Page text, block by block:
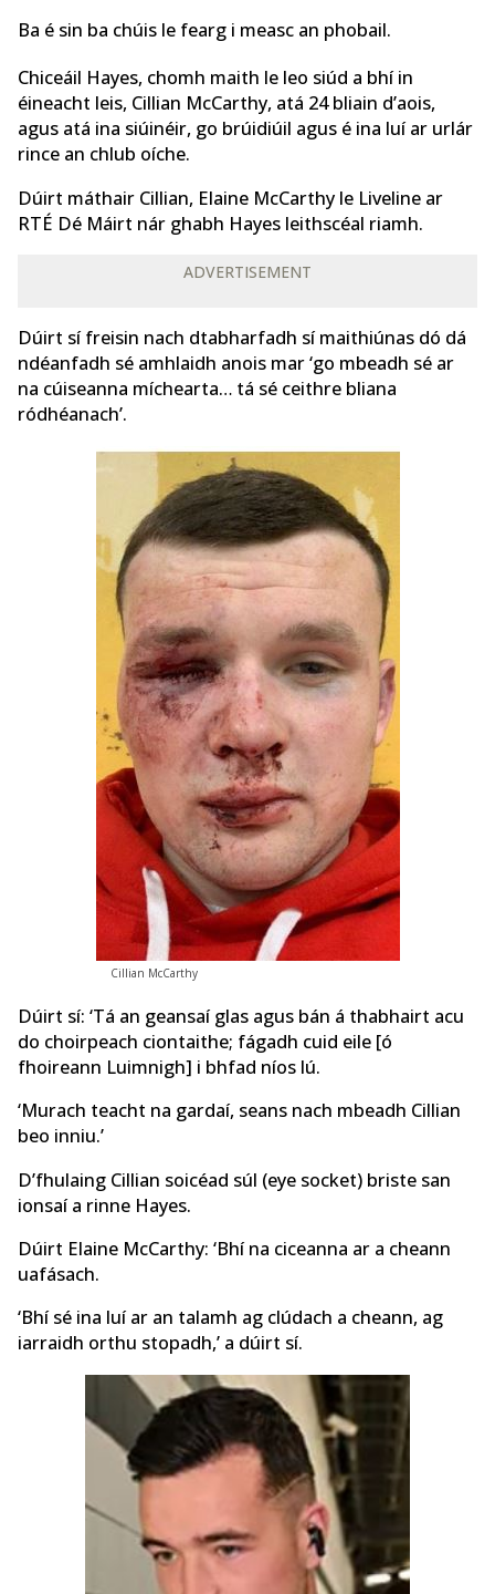
Ba é sin ba chúis le fearg i measc an phobail.
Chiceáil Hayes, chomh maith le leo siúd a bhí in
éineacht leis, Cillian McCarthy, atá 24 bliain d’aois,
agus atá ina siúinéir, go brúidiúil agus é ina luí ar urlár
rince an chlub oíche.
Dúirt máthair Cillian, Elaine McCarthy le Liveline ar
RTÉ Dé Máirt nár ghabh Hayes leithscéal riamh.
ADVERTISEMENT
Dúirt sí freisin nach dtabharfadh sí maithiúnas dó dá
ndéanfadh sé amhlaidh anois mar ‘go mbeadh sé ar
na cúiseanna míchearta… tá sé ceithre bliana
ródhéanach’.
Cillian McCarthy
Dúirt sí: ‘Tá an geansaí glas agus bán á thabhairt acu
do choirpeach ciontaithe; fágadh cuid eile [ó
fhoireann Luimnigh] i bhfad níos lú.
‘Murach teacht na gardaí, seans nach mbeadh Cillian
beo inniu.’
D’fhulaing Cillian soicéad súl (eye socket) briste san
ionsaí a rinne Hayes.
Dúirt Elaine McCarthy: ‘Bhí na ciceanna ar a cheann
uafásach.
‘Bhí sé ina luí ar an talamh ag clúdach a cheann, ag
iarraidh orthu stopadh,’ a dúirt sí.